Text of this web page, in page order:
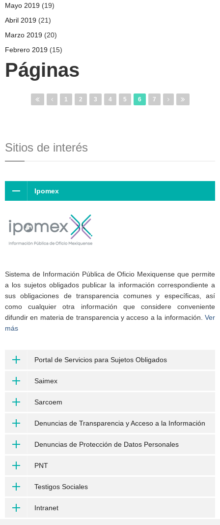
Mayo 2019 (19)
Abril 2019 (21)
Marzo 2019 (20)
Febrero 2019 (15)
Páginas
1 2 3 4 5 6 7
Sitios de interés
Ipomex
Sistema de Información Pública de Oficio Mexiquense que permite
a los sujetos obligados publicar la información correspondiente a
sus obligaciones de transparencia comunes y específicas, así
como cualquier otra información que considere conveniente
difundir en materia de transparencia y acceso a la información. Ver
más
Portal de Servicios para Sujetos Obligados
Saimex
Sarcoem
Denuncias de Transparencia y Acceso a la Información
Denuncias de Protección de Datos Personales
PNT
Testigos Sociales
Intranet